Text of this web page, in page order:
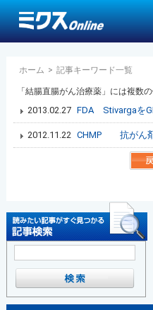
ホーム > 記事キーワード一覧
「結腸直腸がん治療薬」には複数
2013.02.27 FDA Stivargaを
2012.11.22 CHMP 抗がん剤